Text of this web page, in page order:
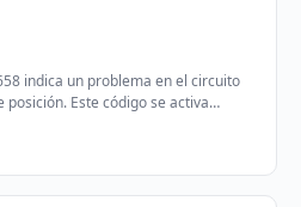
indica un problema en el circuito
Este código se activa